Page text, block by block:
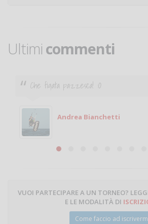
Ultimi commenti
Ciao. Sono a Treviglio da poco e vorrei
Michele
VUOI PARTECIPARE A UN TORNEO?
E LE MODALITÀ DI
Come faccio ad